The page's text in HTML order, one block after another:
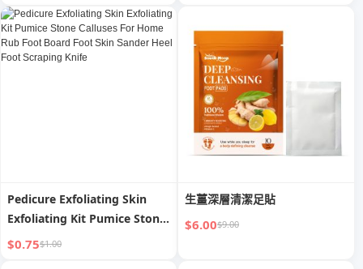
Pedicure Exfoliating Skin
Exfoliating Kit Pumice Stone
Calluses For Home Rub Foot
$0.75$1.00
生薑深層清潔足貼
$6.00$9.00